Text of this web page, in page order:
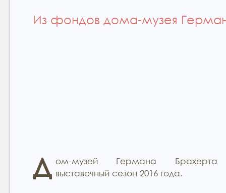
Из фондов дома-музея
Д ом-музей Германа Брахерта
выставочный сезон 2016 года.